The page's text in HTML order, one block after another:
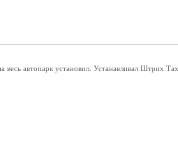
автопарк установил. Устанавливал Штрих